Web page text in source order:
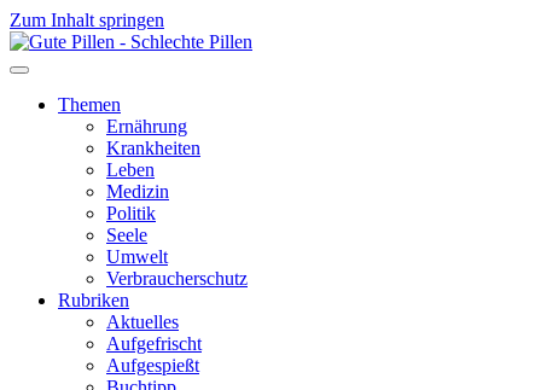
Zum Inhalt springen
Themen
Ernährung
Krankheiten
Leben
Medizin
Politik
Seele
Umwelt
Verbraucherschutz
Rubriken
Aktuelles
Aufgefrischt
Aufgespießt